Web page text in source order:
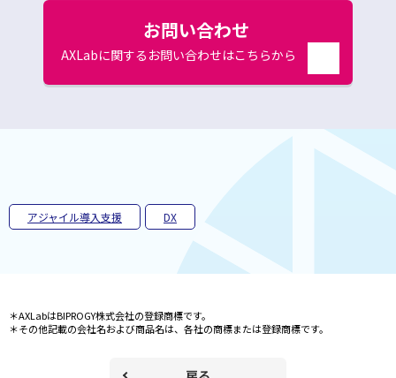
お問い合わせ
AXLabに関するお問い合わせはこちらから
ウ
く
アジャイル導入支援 DX
＊AXLabはBIPROGY株式会社の登録商標です。
＊その他記載の会社名および商品名は、各社の商標または登録商標です。